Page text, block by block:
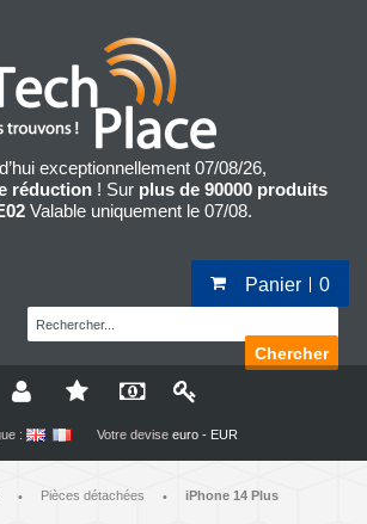
exceptionnellement 07/08/26,
réduction ! Sur plus de 90000 produits
Valable uniquement le 07/08.
Panier 0
Chercher
: Votre devise euro - EUR
• Pièces détachées • iPhone 14 Plus